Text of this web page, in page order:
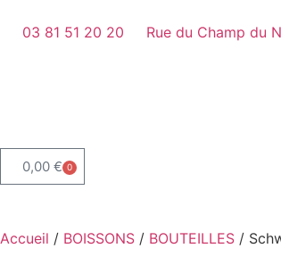
03 81 51 20 20 Rue du Champ du
0,00 € 0
Accueil / BOISSONS / BOUTEILLES /